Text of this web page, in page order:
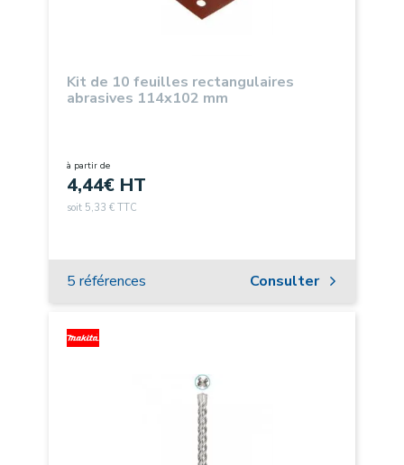
Kit de 10 feuilles rectangulaires
abrasives 114x102 mm
à partir de
4,44€ HT
soit 5,33 € TTC
5 références Consulter